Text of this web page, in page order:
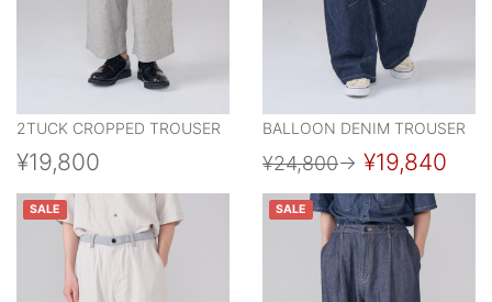
2TUCK CROPPED TROUSER
¥19,800
BALLOON DENIM TROUSER
¥24,800→ ¥19,840
SALE SALE